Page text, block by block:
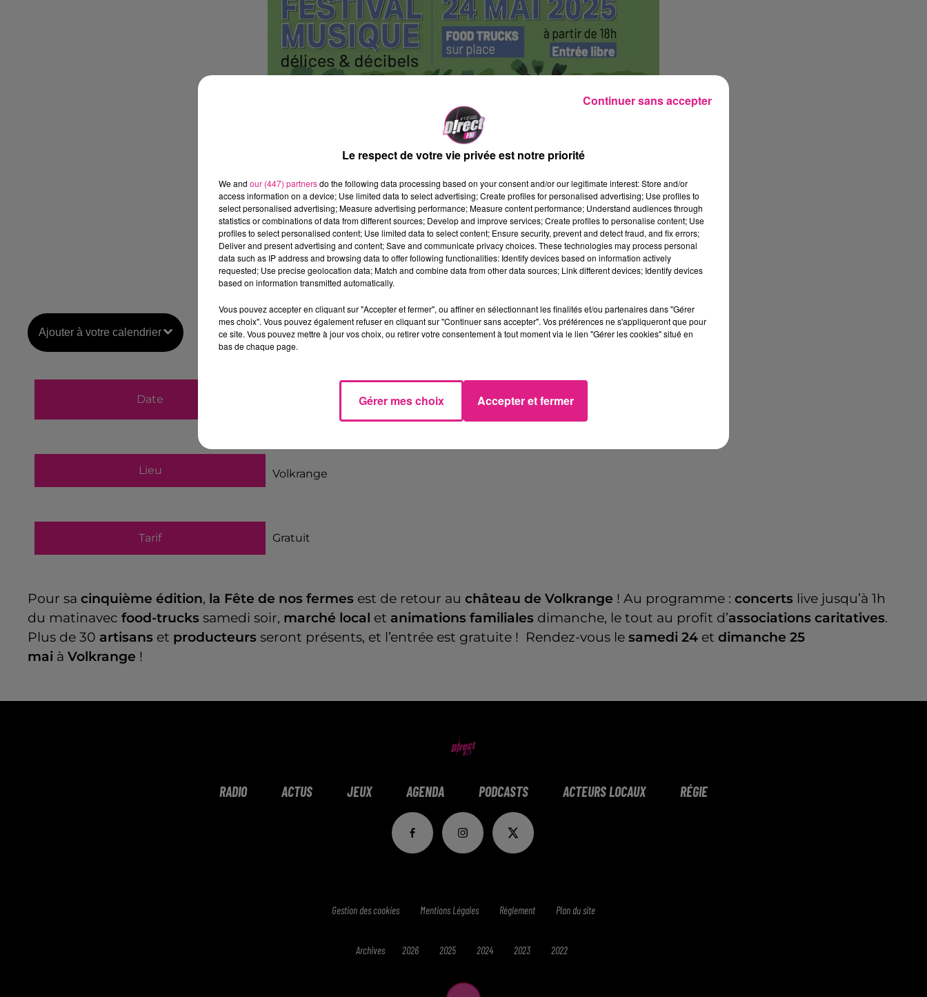
Ajouter à votre calendrier
Date
24 mai 2025 à 18h00
Lieu Volkrange
Tarif Gratuit
Pour sa cinquième édition, la Fête de nos fermes est de retour au château de Volkrange ! Au programme : concerts live jusqu’à 1h
du matinavec food-trucks samedi soir, marché local et animations familiales dimanche, le tout au profit d’associations caritatives.
Plus de 30 artisans et producteurs seront présents, et l’entrée est gratuite ! Rendez-vous le samedi 24 et dimanche 25
mai à Volkrange !
RADIO ACTUS JEUX AGENDA PODCASTS ACTEURS LOCAUX RÉGIE
Gestion des cookies Mentions Légales Réglement Plan du site
Archives 2026 2025 2024 2023 2022
Le respect de votre vie privée est notre priorité
We and our (447) partnersdo the following data processing based on your consent and/or our legitimate interest: Store and/or
access information on a device; Use limited data to select advertising; Create profiles for personalised advertising; Use profiles to
select personalised advertising; Measure advertising performance; Measure content performance; Understand audiences through
statistics or combinations of data from different sources; Develop and improve services; Create profiles to personalise content; Use
profiles to select personalised content; Use limited data to select content; Ensure security, prevent and detect fraud, and fix errors;
Deliver and present advertising and content; Save and communicate privacy choices. These technologies may process personal
data such as IP address and browsing data to offer following functionalities: Identify devices based on information actively
requested; Use precise geolocation data; Match and combine data from other data sources; Link different devices; Identify devices
based on information transmitted automatically.
Vous pouvez accepter en cliquant sur "Accepter et fermer", ou affiner en sélectionnant les finalités et/ou partenaires dans "Gérer
mes choix". Vous pouvez également refuser en cliquant sur "Continuer sans accepter". Vos préférences ne s'appliqueront que pour
ce site. Vous pouvez mettre à jour vos choix, ou retirer votre consentement à tout moment via le lien "Gérer les cookies" situé en
bas de chaque page.
Gérer mes choix Accepter et fermer
Continuer sans accepter